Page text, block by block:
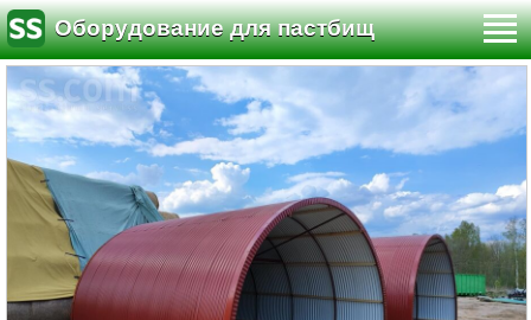
Оборудование для пастбищ